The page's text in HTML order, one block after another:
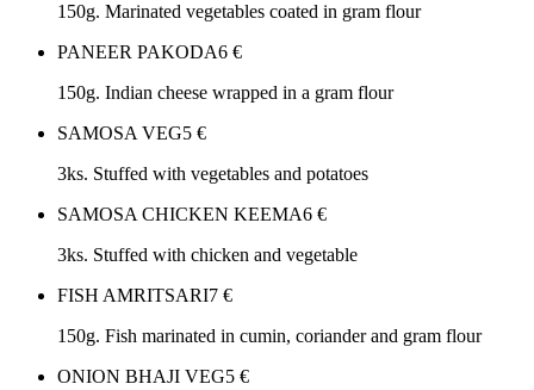
150g. Marinated vegetables coated in gram flour
PANEER PAKODA6 €
150g. Indian cheese wrapped in a gram flour
SAMOSA VEG5 €
3ks. Stuffed with vegetables and potatoes
SAMOSA CHICKEN KEEMA6 €
3ks. Stuffed with chicken and vegetable
FISH AMRITSARI7 €
150g. Fish marinated in cumin, coriander and gram flour
ONION BHAJI VEG5 €